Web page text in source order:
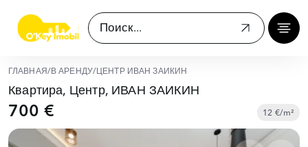
ГЛАВНАЯ/ В АРЕНДУ/ ЦЕНТР ИВАН ЗАИКИН
Квартира, Центр, ИВАН ЗАИКИН
700 € 12 €/m²